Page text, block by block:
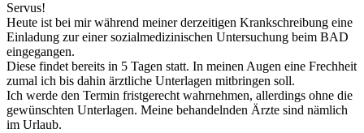
Servus!
Heute ist bei mir während meiner derzeitigen Krankschreibung eine
Einladung zur einer sozialmedizinischen Untersuchung beim BAD
eingegangen.
Diese findet bereits in 5 Tagen statt. In meinen Augen eine Frechheit
zumal ich bis dahin ärztliche Unterlagen mitbringen soll.
Ich werde den Termin fristgerecht wahrnehmen, allerdings ohne die
gewünschten Unterlagen. Meine behandelnden Ärzte sind nämlich
im Urlaub.